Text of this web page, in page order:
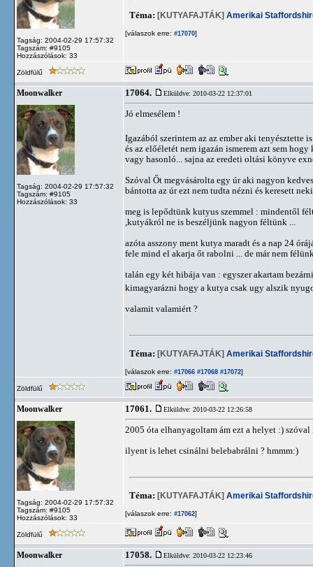
Tagság: 2004-02-29 17:57:32
Tagszám: #9105
Hozzászólások: 33
Téma: [KUTYAFAJTÁK] Amerikai
[válaszok erre: #17070]
Zöldfülű
Moonwalker
Tagság: 2004-02-29 17:57:32
Tagszám: #9105
Hozzászólások: 33
17064. Elküldve: 2010-03-22 12:37:01
Jó elmesélem !
Igazából szerintem az az ember aki tenyésztette
és az előéletét nem igazán ismerem azt sem
vagy hasonló... sajna az eredeti oltási könyve
Szóval Őt megvásárolta egy úr aki nagyon
bántotta az úr ezt nem tudta nézni és keresett
meg is lepődtünk kutyus szemmel : mindentől
,kutyákról ne is beszéljünk nagyon féltünk ...
azóta asszony ment kutya maradt és a nap 24
fele mind el akarja őt rabolni ... de már nem
talán egy két hibája van : egyszer akartam
kimagyarázni hogy a kutya csak ugy alszik
valamit valamiért ?
Téma: [KUTYAFAJTÁK] Amerikai
[válaszok erre: #17066 #17068 #17072]
Zöldfülű
Moonwalker
Tagság: 2004-02-29 17:57:32
Tagszám: #9105
Hozzászólások: 33
17061. Elküldve: 2010-03-22 12:26:58
2005 óta elhanyagoltam ám ezt a helyet :) szóval
ilyent is lehet csinálni belebabrálni ? hmmm:)
Téma: [KUTYAFAJTÁK] Amerikai
[válaszok erre: #17062]
Zöldfülű
Moonwalker 17058. Elküldve: 2010-03-22 12:23:46